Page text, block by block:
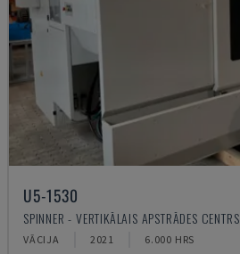
U5-1530
SPINNER - VERTIKĀLAIS APSTRĀDES CENTRS
VĀCIJA 2021 6.000 HRS